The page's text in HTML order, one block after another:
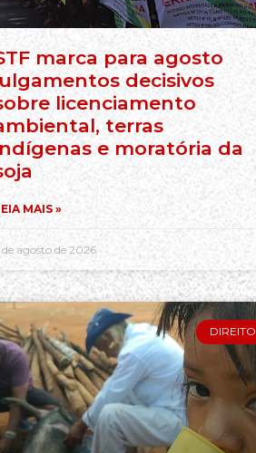
marca para agosto
decisivos
licenciamento
terras
e moratória da
MAIS »
de agosto de 2026
DIREITO